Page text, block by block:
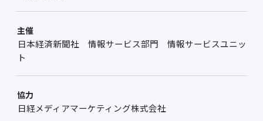
主催
日本経済新聞社 情報サービス部門 情報サービスユニッ
ト
協力
日経メディアマーケティング株式会社